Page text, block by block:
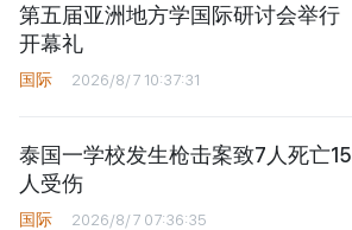
第五届亚洲地方学国际研讨会举行
开幕礼
国际 2026/8/7 10:37:31
泰国一学校发生枪击案致7人死亡15
人受伤
国际 2026/8/7 07:36:35